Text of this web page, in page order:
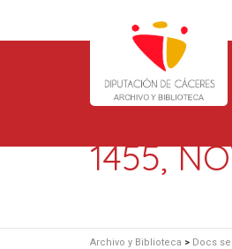
1455,
Archivo y Biblioteca > Docs